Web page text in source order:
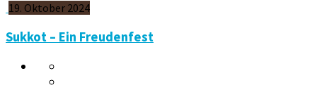
19. Oktober 2024
Sukkot – Ein Freudenfest